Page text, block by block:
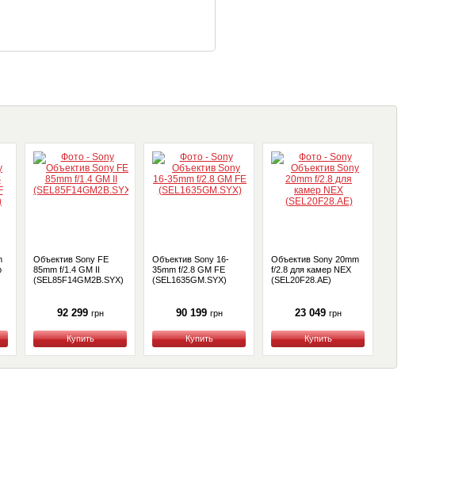
Объектив Sony FE
85mm f/1.4 GM II
(SEL85F14GM2B.SYX)
92 299 грн
Купить
Объектив Sony 16-
35mm f/2.8 GM FE
(SEL1635GM.SYX)
90 199 грн
Купить
Объектив Sony 20mm
f/2.8 для камер NEX
(SEL20F28.AE)
23 049 грн
Купить